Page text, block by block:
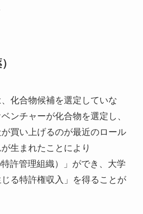
化合物候補を選定していな
ンチャーが化合物を選定し、
買い上げるのが最近のロール
生まれたことにより
特許管理組織）」ができ、大学
る特許権収入」を得ることが